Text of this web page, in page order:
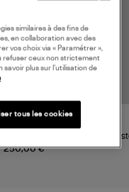
COLLECTION
250,00 €
similaires à des fins de
en collaboration avec des
vos choix via « Paramétrer »,
refuser ceux non strictement
plus sur l’utilisation de
tous les cookies